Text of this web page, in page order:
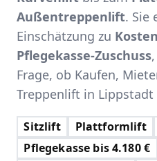
Außentreppenlift. Sie
Einschätzung zu Kosten
Pflegekasse-Zuschuss
Frage, ob Kaufen,
Treppenlift in
Sitzlift Plattformlift
Pflegekasse bis 4.180 €